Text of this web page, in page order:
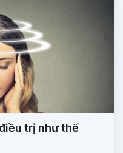
trị như thế